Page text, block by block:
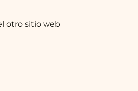
otro sitio web